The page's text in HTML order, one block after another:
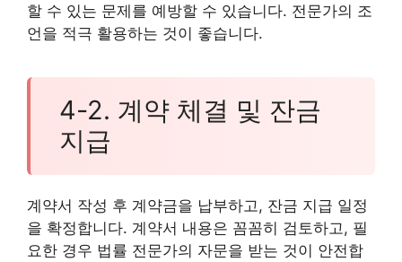
할 수 있는 문제를 예방할 수 있습니다. 전문가의 조
언을 적극 활용하는 것이 좋습니다.
4-2. 계약 체결 및 잔금
지급
계약서 작성 후 계약금을 납부하고, 잔금 지급 일정
을 확정합니다. 계약서 내용은 꼼꼼히 검토하고, 필
요한 경우 법률 전문가의 자문을 받는 것이 안전합